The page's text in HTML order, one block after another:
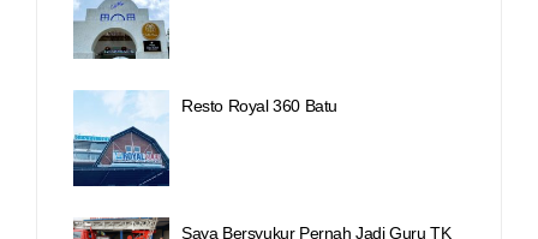
Resto Royal 360 Batu
Saya Bersyukur Pernah Jadi Guru TK